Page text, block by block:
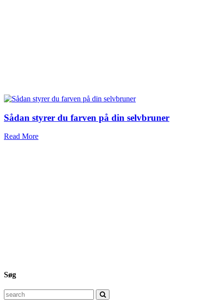
Sådan styrer du farven på din selvbruner
Read More
Søg
Search
for: